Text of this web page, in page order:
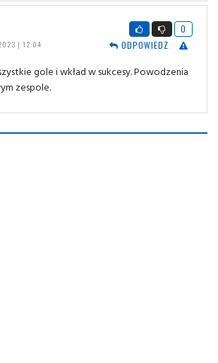
| 12:04
0
ODPOWIEDZ
gole i wkład w sukcesy. Powodzenia
zespole.